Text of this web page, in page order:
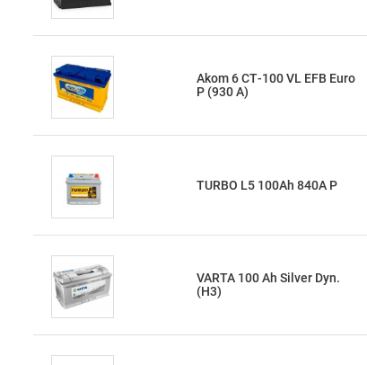
Akom 6 СТ-100 VL EFB Euro
P (930 A)
TURBO L5 100Ah 840A P
VARTA 100 Ah Silver Dyn.
(H3)